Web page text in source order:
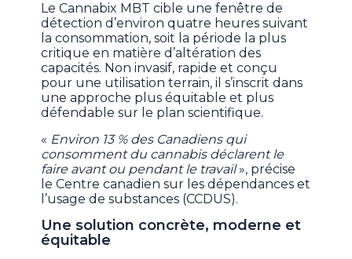
Le Cannabix MBT cible une fenêtre de
détection d’environ quatre heures suivant
la consommation, soit la période la plus
critique en matière d’altération des
capacités. Non invasif, rapide et conçu
pour une utilisation terrain, il s’inscrit dans
une approche plus équitable et plus
défendable sur le plan scientifique.
« Environ 13 % des Canadiens qui
consomment du cannabis déclarent le
faire avant ou pendant le travail», précise
le Centre canadien sur les dépendances et
l’usage de substances (CCDUS).
Une solution concrète, moderne et
équitable